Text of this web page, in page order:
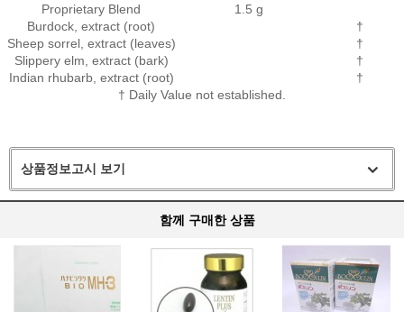
Proprietary Blend
1.5 g
Burdock, extract (root)
†
Sheep sorrel, extract (leaves)
†
Slippery elm, extract (bark)
†
Indian rhubarb, extract (root)
†
† Daily Value not established.
상품정보고시 보기
함께 구매한 상품